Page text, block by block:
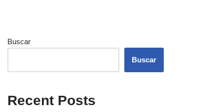
Buscar
Buscar
Recent Posts